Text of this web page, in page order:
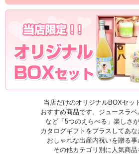
当店だけのオリジナルBOXセッ
おすすめ商品です。ジュースラベ
など「5つのえらべる」楽しさが
カタログギフトをプラスしてあ
おしゃれな出産内祝いを贈る事
その他カテゴリ別に人気商品